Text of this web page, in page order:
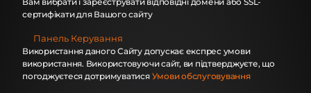
сертифікати для Вашого сайту
Панель Керування
Використання даного Сайту допускає експрес умови
використання. Використовуючи сайт, ви підтверджуєте, що
погоджуєтеся дотримуватися Умови обслуговування